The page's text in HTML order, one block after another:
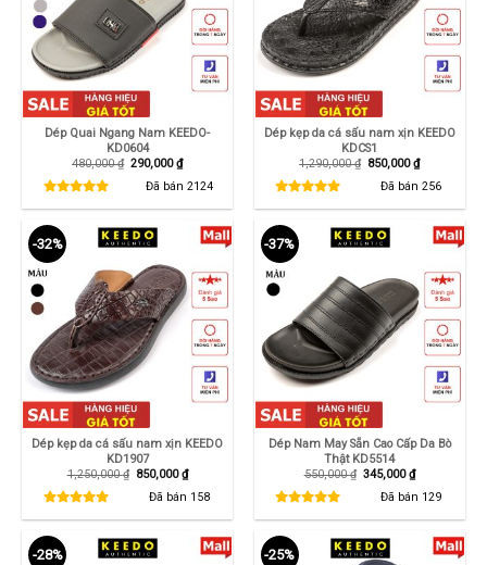
Dép Quai Ngang Nam KEEDO-
KD0604
480,000₫ Giá
480,000 ₫.
290,000₫Giá
hiện
tại
là:
290,000 ₫.
Đã bán2124
Dép kẹp da cá sấu nam xịn KEEDO
KDCS1
1,290,000₫ Giá
1,290,000 ₫.
850,000₫Giá
hiện
tại
là:
850,000 ₫.
Đã bán256
-32%
Dép kẹp da cá sấu nam xịn KEEDO
KD1907
1,250,000₫ Giá
1,250,000 ₫.
850,000₫Giá
hiện
tại
là:
850,000 ₫.
Đã bán 158
-37%
Dép Nam May Sẵn Cao Cấp Da Bò
Thật KD5514
550,000₫ Giá
550,000 ₫.
345,000₫Giá
hiện
tại
là:
345,000 ₫.
Đã bán 129
-28% -25%